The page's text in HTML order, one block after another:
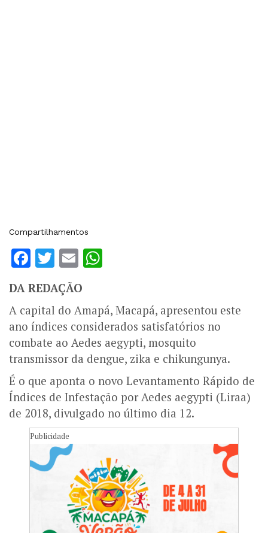
Compartilhamentos
Facebook
Twitter
Email
DA REDAÇÃO
A capital do Amapá, Macapá, apresentou este
ano índices considerados satisfatórios no
combate ao Aedes aegypti, mosquito
transmissor da dengue, zika e chikungunya.
É o que aponta o novo Levantamento Rápido de
Índices de Infestação por Aedes aegypti (Liraa)
de 2018, divulgado no último dia 12.
Publicidade